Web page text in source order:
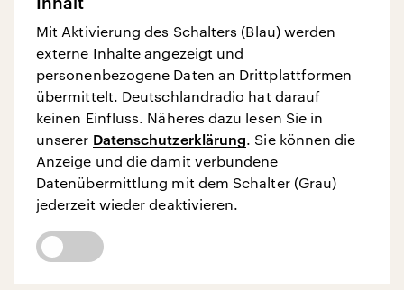
Mit Aktivierung des Schalters (Blau) werden
externe Inhalte angezeigt und
personenbezogene Daten an Drittplattformen
übermittelt. Deutschlandradio hat darauf
keinen Einfluss. Näheres dazu lesen Sie in
unserer Datenschutzerklärung. Sie können die
Anzeige und die damit verbundene
Datenübermittlung mit dem Schalter (Grau)
jederzeit wieder deaktivieren.